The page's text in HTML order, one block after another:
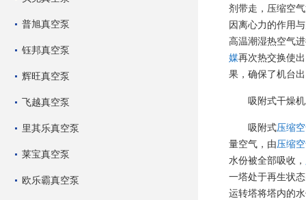
普旭真空泵
钰邦真空泵
辉旺真空泵
飞越真空泵
里其乐真空泵
莱宝真空泵
欧乐霸真空泵
剂带走，压缩空
因离心力的作用
高温潮湿热空气
媒再次热交换使
果，确保了机台
吸附式干燥
吸附式压缩
量空气，由压缩
水份被全部吸收，
一塔处于再生状
运转塔将塔内的